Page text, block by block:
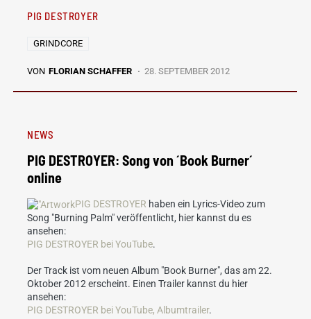
PIG DESTROYER
GRINDCORE
VON FLORIAN SCHAFFER 28. SEPTEMBER 2012
NEWS
PIG DESTROYER: Song von ´Book Burner´
online
PIG DESTROYER haben ein Lyrics-Video zum
Song "Burning Palm" veröffentlicht, hier kannst du es
ansehen:
PIG DESTROYER bei YouTube.
Der Track ist vom neuen Album "Book Burner", das am 22.
Oktober 2012 erscheint. Einen Trailer kannst du hier
ansehen:
PIG DESTROYER bei YouTube, Albumtrailer.